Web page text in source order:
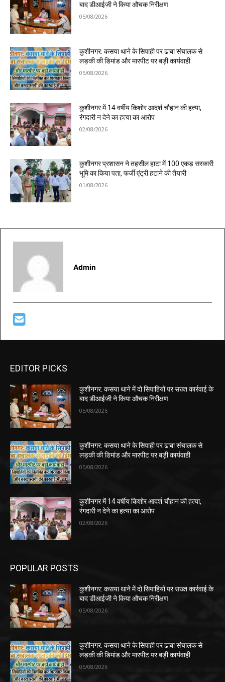
बाद डीआईजी ने किया औचक निरीक्षण
05/08/2026
कुशीनगर: कसया थाने के सिपाही पर ढाबा संचालक से
लड़की की डिमांड और मारपीट पर बड़ी कार्यवाही
05/08/2026
कुशीनगर में 14 वर्षीय किशोर आदर्श चौहान की हत्या,
रंगदारी न देने का हत्या का आरोप
02/08/2026
कुशीनगर प्रशासन ने तहसील हाटा में 100 एकड़ सरकारी
भूमि का किया पता, फर्जी एंट्री हटाने की तैयारी
01/08/2026
Admin
EDITOR PICKS
कुशीनगर: कसया थाने में दो सिपाहियों पर सख्त कार्रवाई के
बाद डीआईजी ने किया औचक निरीक्षण
05/08/2026
कुशीनगर: कसया थाने के सिपाही पर ढाबा संचालक से
लड़की की डिमांड और मारपीट पर बड़ी कार्यवाही
05/08/2026
कुशीनगर में 14 वर्षीय किशोर आदर्श चौहान की हत्या,
रंगदारी न देने का हत्या का आरोप
02/08/2026
POPULAR POSTS
कुशीनगर: कसया थाने में दो सिपाहियों पर सख्त कार्रवाई के
बाद डीआईजी ने किया औचक निरीक्षण
05/08/2026
कुशीनगर: कसया थाने के सिपाही पर ढाबा संचालक से
लड़की की डिमांड और मारपीट पर बड़ी कार्यवाही
05/08/2026